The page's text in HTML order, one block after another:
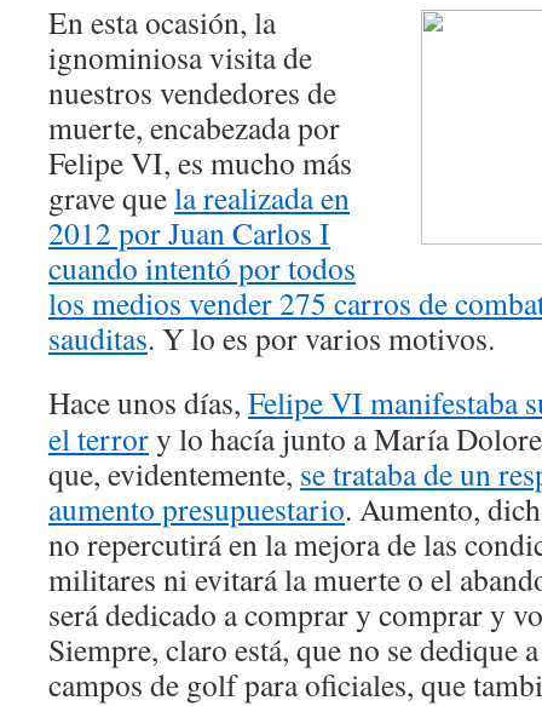
En esta ocasión, la
ignominiosa visita de
nuestros vendedores de
muerte, encabezada por
Felipe VI, es mucho más
grave quela realizada en
2012 por Juan Carlos I
cuando intentó por todos
los medios vender 275 carros de
sauditas. Y lo es por varios motivos.
Hace unos días, Felipe VI manifestaba
el terrory lo hacía junto a María
que, evidentemente, se trataba de un
aumento presupuestario. Aumento,
no repercutirá en la mejora de las
militares ni evitará la muerte o el
será dedicado a comprar y comprar y
Siempre, claro está, que no se dedique
campos de golf para oficiales, que